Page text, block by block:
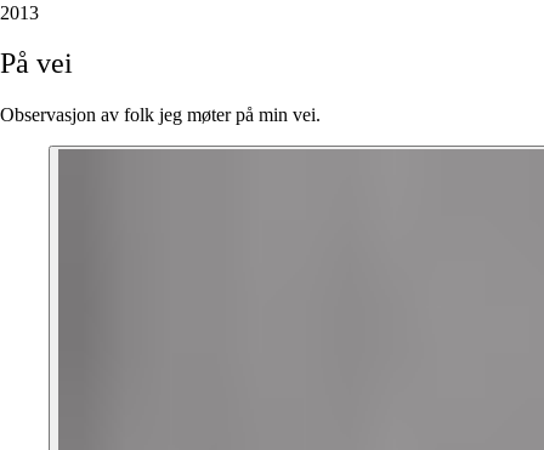
2013
På vei
Observasjon av folk jeg møter på min vei.